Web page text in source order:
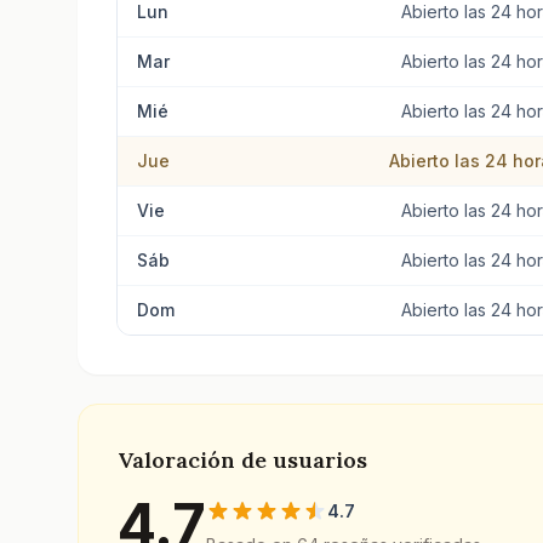
Lun Abierto las 24
Mar Abierto las 24
Mié Abierto las 24
Jue Abierto las 24
Vie Abierto las 24
Sáb Abierto las 24
Dom Abierto las 24
Valoración de usuarios
4.7
4.7